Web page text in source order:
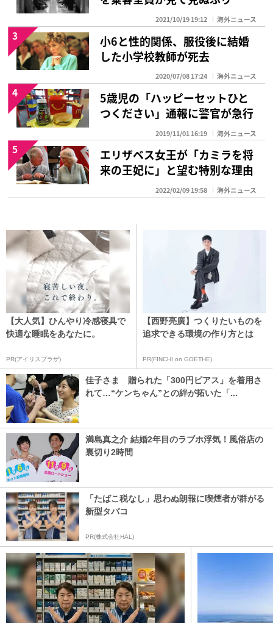
2021/10/19 19:12 海外ニュース
小6と性的関係、服役後に結婚
した小学校教師が死去
2020/07/08 17:24 海外ニュース
3
5歳児の「ハッピーセットひと
つください」通報に警官が急行
2019/11/01 16:19 海外ニュース
4
エリザベス女王が「カミラを将
来の王妃に」と望む特別な理由
2022/02/09 19:58 海外ニュース
5
【大人気】ひんやり冷感寝具で
快適な睡眠をあなたに。
PR(アイリスプラザ)
【西野亮廣】つくりたいものを
追求できる環境の作り方とは
PR(FINCHI on GOETHE)
佳子さま 贈られた「300円ピアス」を着用さ
れて…“ケンちゃん”との絆が拓いた「...
満島真之介 結婚2年目のラブホ浮気！風俗店の
裏切り2時間
「たばこ税なし」思わぬ朗報に喫煙者が群がる
新型タバコ
PR(株式会社HAL)